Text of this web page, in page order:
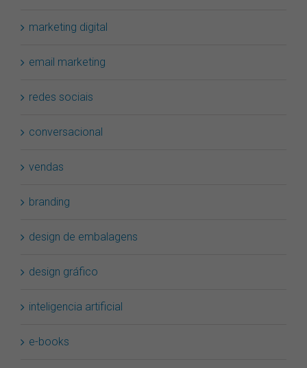
marketing digital
email marketing
redes sociais
conversacional
vendas
branding
design de embalagens
design gráfico
inteligencia artificial
e-books